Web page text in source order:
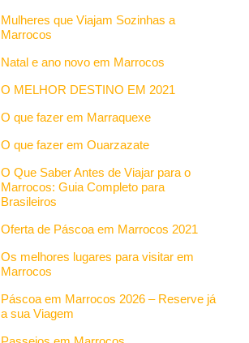
Mulheres que Viajam Sozinhas a
Marrocos
Natal e ano novo em Marrocos
O MELHOR DESTINO EM 2021
O que fazer em Marraquexe
O que fazer em Ouarzazate
O Que Saber Antes de Viajar para o
Marrocos: Guia Completo para
Brasileiros
Oferta de Páscoa em Marrocos 2021
Os melhores lugares para visitar em
Marrocos
Páscoa em Marrocos 2026 – Reserve já
a sua Viagem